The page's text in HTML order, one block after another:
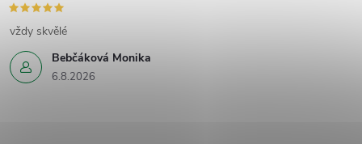
Bebčáková Monika
6.8.2026
vždy skvělé